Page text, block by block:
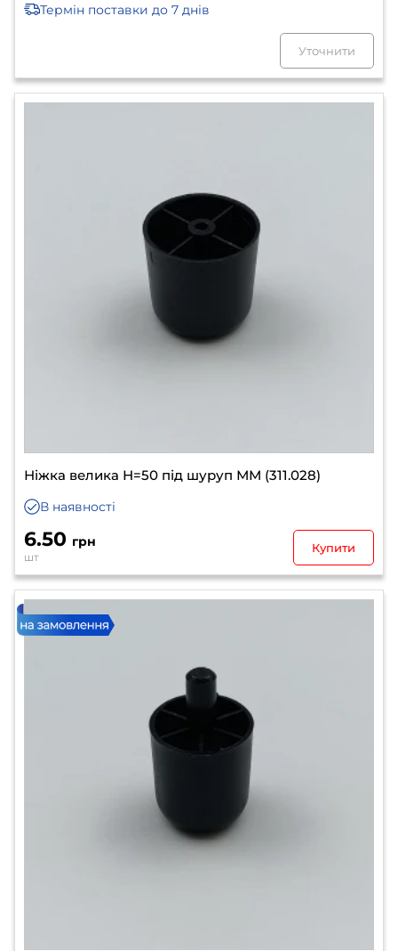
Термін поставки до 7 днів
Уточнити
Ніжка велика Н=50 під шуруп ММ (311.028)
В наявності
6.50 грн
шт
Купити